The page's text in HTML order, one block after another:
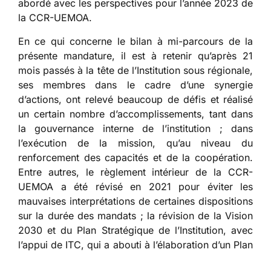
abordé avec les perspectives pour l’année 2023 de
la CCR-UEMOA.
En ce qui concerne le bilan à mi-parcours de la
présente mandature, il est à retenir qu’après 21
mois passés à la tête de l’Institution sous régionale,
ses membres dans le cadre d’une synergie
d’actions, ont relevé beaucoup de défis et réalisé
un certain nombre d’accomplissements, tant dans
la gouvernance interne de l’institution ; dans
l’exécution de la mission, qu’au niveau du
renforcement des capacités et de la coopération.
Entre autres, le règlement intérieur de la CCR-
UEMOA a été révisé en 2021 pour éviter les
mauvaises interprétations de certaines dispositions
sur la durée des mandats ; la révision de la Vision
2030 et du Plan Stratégique de l’Institution, avec
l’appui de ITC, qui a abouti à l’élaboration d’un Plan